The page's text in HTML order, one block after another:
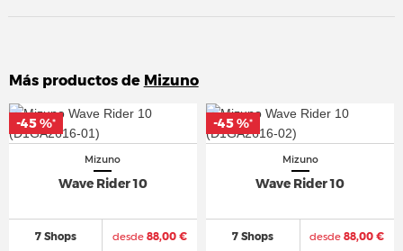
Más productos de Mizuno
Mizuno
Wave Rider 10
7 Shops desde88,00 €
-45 %*
-45 %*
Mizuno
Wave Rider 10
7 Shops desde 88,00 €
-45 %*
-45 %*